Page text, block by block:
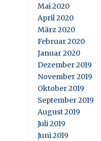
Mai 2020
April 2020
März 2020
Februar 2020
Januar 2020
Dezember 2019
November 2019
Oktober 2019
September 2019
August 2019
Juli 2019
Juni 2019